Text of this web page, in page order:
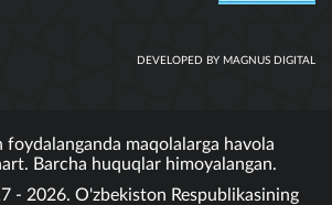
DEVELOPED BY MAGNUS DIGITAL
foydalanganda maqolalarga havola
Barcha huquqlar himoyalangan.
- 2026. O'zbekiston Respublikasining